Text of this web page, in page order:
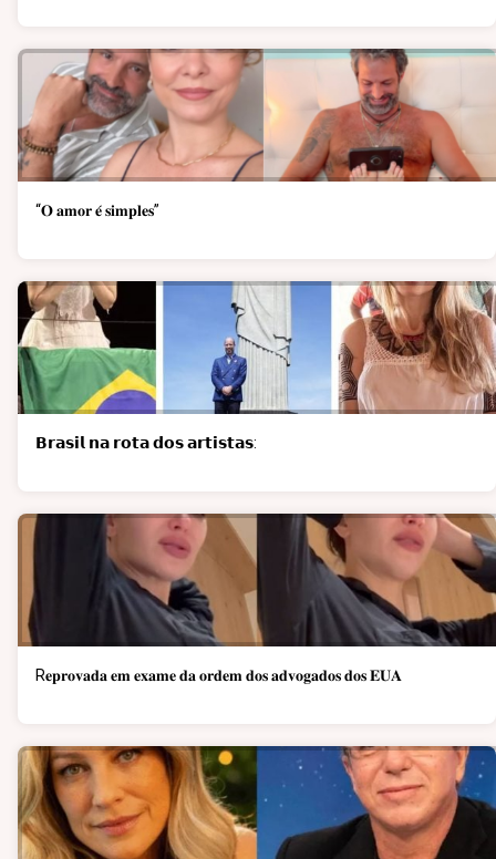
“𝐎 𝐚𝐦𝐨𝐫 𝐞́ 𝐬𝐢𝐦𝐩𝐥𝐞𝐬”
𝗕𝗿𝗮𝘀𝗶𝗹 𝗻𝗮 𝗿𝗼𝘁𝗮 𝗱𝗼𝘀 𝗮𝗿𝘁𝗶𝘀𝘁𝗮𝘀:
R𝐞𝐩𝐫𝐨𝐯𝐚𝐝𝐚 𝐞𝐦 𝐞𝐱𝐚𝐦𝐞 𝐝𝐚 𝐨𝐫𝐝𝐞𝐦 𝐝𝐨𝐬 𝐚𝐝𝐯𝐨𝐠𝐚𝐝𝐨𝐬 𝐝𝐨𝐬 𝐄𝐔𝐀